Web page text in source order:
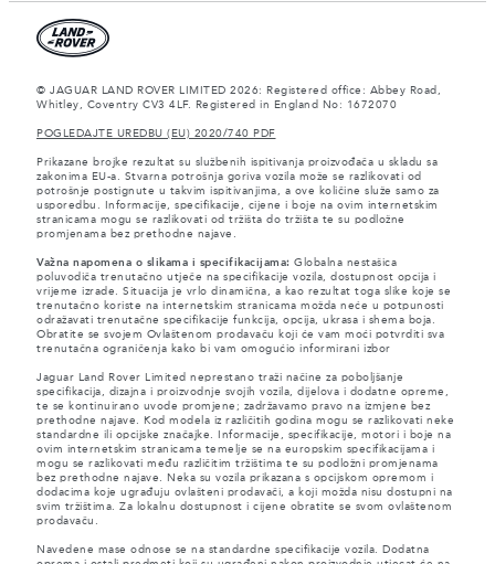
© JAGUAR LAND ROVER LIMITED 2026: Registered office: Abbey Road,
Whitley, Coventry CV3 4LF. Registered in England No: 1672070
POGLEDAJTE UREDBU (EU) 2020/740 PDF
Prikazane brojke rezultat su službenih ispitivanja proizvođača u skladu sa
zakonima EU-a. Stvarna potrošnja goriva vozila može se razlikovati od
potrošnje postignute u takvim ispitivanjima, a ove količine služe samo za
usporedbu. Informacije, specifikacije, cijene i boje na ovim internetskim
stranicama mogu se razlikovati od tržišta do tržišta te su podložne
promjenama bez prethodne najave.
Važna napomena o slikama i specifikacijama: Globalna nestašica
poluvodiča trenutačno utječe na specifikacije vozila, dostupnost opcija i
vrijeme izrade. Situacija je vrlo dinamična, a kao rezultat toga slike koje se
trenutačno koriste na internetskim stranicama možda neće u potpunosti
odražavati trenutačne specifikacije funkcija, opcija, ukrasa i shema boja.
Obratite se svojem Ovlaštenom prodavaču koji će vam moći potvrditi sva
trenutačna ograničenja kako bi vam omogućio informirani izbor
Jaguar Land Rover Limited neprestano traži načine za poboljšanje
specifikacija, dizajna i proizvodnje svojih vozila, dijelova i dodatne opreme,
te se kontinuirano uvode promjene; zadržavamo pravo na izmjene bez
prethodne najave. Kod modela iz različitih godina mogu se razlikovati neke
standardne ili opcijske značajke. Informacije, specifikacije, motori i boje na
ovim internetskim stranicama temelje se na europskim specifikacijama i
mogu se razlikovati među različitim tržištima te su podložni promjenama
bez prethodne najave. Neka su vozila prikazana s opcijskom opremom i
dodacima koje ugrađuju ovlašteni prodavači, a koji možda nisu dostupni na
svim tržištima. Za lokalnu dostupnost i cijene obratite se svom ovlaštenom
prodavaču.
Navedene mase odnose se na standardne specifikacije vozila. Dodatna